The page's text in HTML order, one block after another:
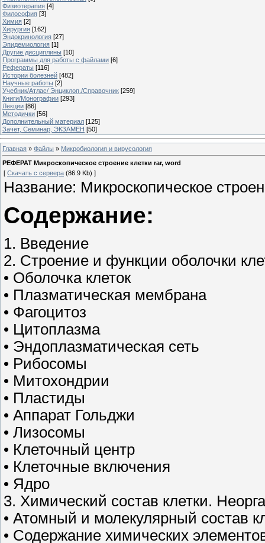
Физиотерапия [4]
Философия [3]
Химия [2]
Хирургия [162]
Эндокринология [27]
Эпидемиология [1]
Другие дисциплины [10]
Программы для работы с файлами [6]
Рефераты [116]
Истории болезней [482]
Научные работы [2]
Учебник/Атлас/ Энциклоп./Справочник [259]
Книги/Монографии [293]
Лекции [86]
Методички [56]
Дополнительный материал [125]
Зачет, Семинар, ЭКЗАМЕН [50]
Главная » Файлы » Микробиология и вирусология
РЕФЕРАТ Микроскопическое строение клетки rar, word
[ Скачать с сервера (86.9 Kb) ]
Название: Микроскопическое
Содержание:
1. Введение
2. Строение и функции оболочки
• Оболочка клеток
• Плазматическая мембрана
• Фагоцитоз
• Цитоплазма
• Эндоплазматическая сеть
• Рибосомы
• Митохондрии
• Пластиды
• Аппарат Гольджи
• Лизосомы
• Клеточный центр
• Клеточные включения
• Ядро
3. Химический состав клетки.
• Атомный и молекулярный состав
• Содержание химических